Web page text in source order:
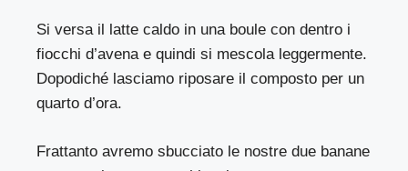
Si versa il latte caldo in una boule con dentro i
fiocchi d’avena e quindi si mescola leggermente.
Dopodiché lasciamo riposare il composto per un
quarto d’ora.
Frattanto avremo sbucciato le nostre due banane